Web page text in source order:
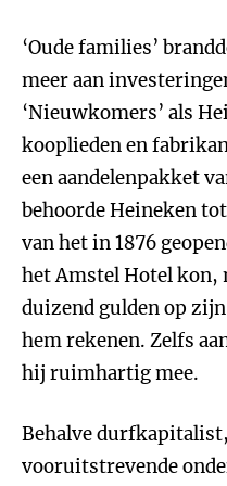
‘Oude families’
meer aan
‘Nieuwkomers’ als
kooplieden en
een aandelenpakket
behoorde Heineken
van het in 1876
het Amstel Hotel kon,
duizend gulden op
hem rekenen. Zelfs
hij ruimhartig mee.
Behalve
vooruitstrevende